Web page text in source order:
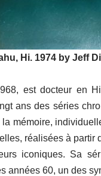
Hi. 1974 by Jeff
est docteur en
ans des séries
mémoire,
réalisées à
iconiques. Sa
années 60, un des